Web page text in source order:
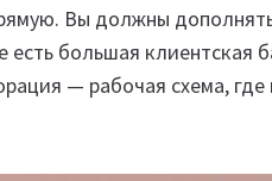
Вы должны
есть большая
— рабочая схема, где